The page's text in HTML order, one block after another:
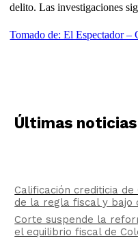
delito. Las investigaciones
Tomado de: El Espectador –
Últimas noticias
Calificación crediticia
de la regla fiscal y bajo
Corte suspende la
el equilibrio fiscal de